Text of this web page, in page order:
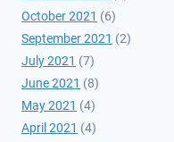
October 2021 (6)
September 2021 (2)
July 2021 (7)
June 2021 (8)
May 2021 (4)
April 2021 (4)